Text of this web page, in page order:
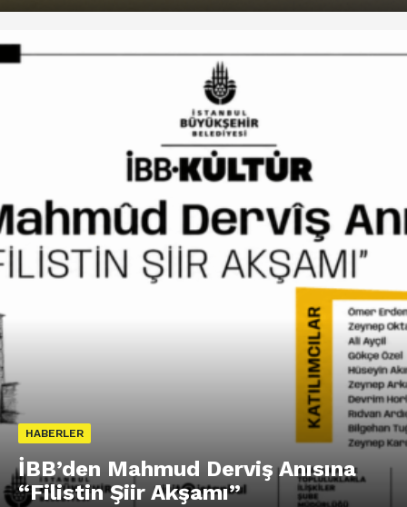
HABERLER
İBB’den Mahmud Derviş Anısına
“Filistin Şiir Akşamı”